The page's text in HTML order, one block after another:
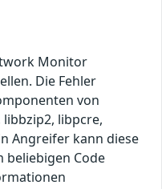
Monitor
Die Fehler
von
libpcre,
Angreifer kann diese
beliebigen Code